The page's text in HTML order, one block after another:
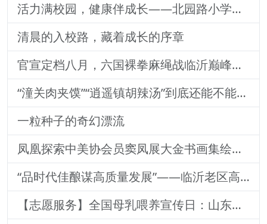
活力满校园，健康伴成长——北园路小学一二年级体质训练纪实
清晨的入校路，藏着成长的序章
官宣定档八月，六国裸拳麻绳战临沂巅峰对决！2026铁拳武风·红韵临沂国际巅峰搏击赛新闻发布会举行
“潼关肉夹馍”“逍遥镇胡辣汤”到底还能不能用？官方回
一粒种子的奇幻漂流
凤凰探索中美协会员窦凤展大金书画集绘就艺术传奇
“品时代佳酿谋高质量发展”——临沂老区高质量发展论坛暨贵州茅台酒（精品）主题活动圆满落幕
【志愿服务】全国母乳喂养宣传日：山东医专附属医院志愿者深入社区宣传母乳喂养健康知识